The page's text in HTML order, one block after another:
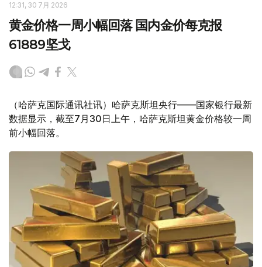
12:31, 30 7月 2026
黄金价格一周小幅回落 国内金价每克报
61889坚戈
（哈萨克国际通讯社讯）哈萨克斯坦央行——国家银行最新
数据显示，截至7月30日上午，哈萨克斯坦黄金价格较一周
前小幅回落。